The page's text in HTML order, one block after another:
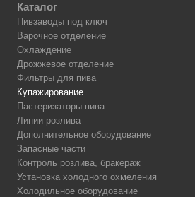
Каталог
Пивзаводы под ключ
Варочное отделение
Охлаждение
Дрожжевое отделение
Фильтры для пива
Купажирование
Пастеризаторы пива
Линии розлива
Дополнительное оборудование
Запасные части
Контроль розлива, бракераж
Установка холодного охмеления
Холодильное оборудование